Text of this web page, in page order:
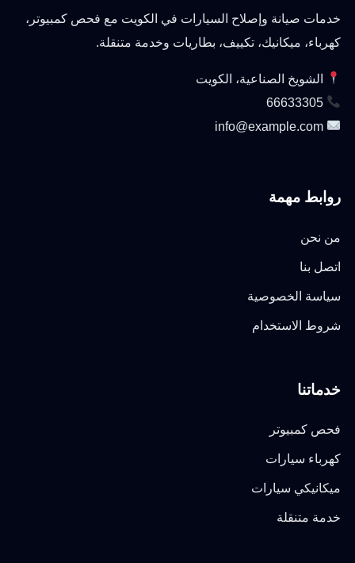
خدمات صيانة وإصلاح السيارات في الكويت مع فحص كمبيوتر،
كهرباء، ميكانيك، تكييف، بطاريات وخدمة متنقلة.
الشويخ الصناعية، الكويت
66633305
info@example.com
روابط مهمة
من نحن
اتصل بنا
سياسة الخصوصية
شروط الاستخدام
خدماتنا
فحص كمبيوتر
كهرباء سيارات
ميكانيكي سيارات
خدمة متنقلة